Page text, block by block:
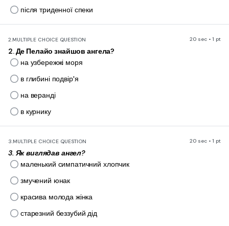
після триденної спеки
2.MULTIPLE CHOICE QUESTION 20 sec • 1 pt
2. Де Пелайо знайшов ангела?
на узбережжі моря
в глибині подвір'я
на веранді
в курнику
3.MULTIPLE CHOICE QUESTION 20 sec • 1 pt
3. Як виглядав ангел?
маленький симпатичний хлопчик
змучений юнак
красива молода жінка
старезний беззубий дід